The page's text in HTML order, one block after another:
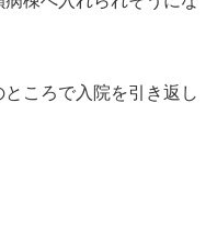
ころで入院を引き返し